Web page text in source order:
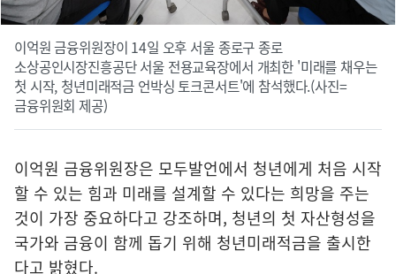
이억원 금융위원장이 14일 오후 서울 종로구 종로
소상공인시장진흥공단 서울 전용교육장에서 개최한 '미래를 채우는
첫 시작, 청년미래적금 언박싱 토크콘서트'에 참석했다.(사진=
금융위원회 제공)
이억원 금융위원장은 모두발언에서 청년에게 처음 시작
할 수 있는 힘과 미래를 설계할 수 있다는 희망을 주는
것이 가장 중요하다고 강조하며, 청년의 첫 자산형성을
국가와 금융이 함께 돕기 위해 청년미래적금을 출시한
다고 밝혔다.